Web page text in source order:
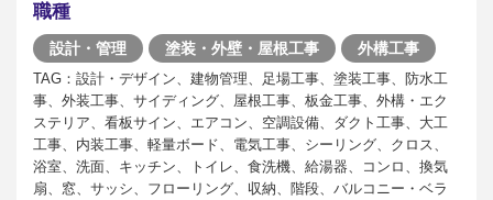
職種
設計・管理 塗装・外壁・屋根工事 外構工事
TAG：設計・デザイン、建物管理、足場工事、塗装工事、防水工
事、外装工事、サイディング、屋根工事、板金工事、外構・エク
ステリア、看板サイン、エアコン、空調設備、ダクト工事、大工
工事、内装工事、軽量ボード、電気工事、シーリング、クロス、
浴室、洗面、キッチン、トイレ、食洗機、給湯器、コンロ、換気
扇、窓、サッシ、フローリング、収納、階段、バルコニー・ベラ